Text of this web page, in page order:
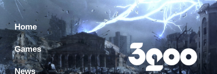
Home
Games
News